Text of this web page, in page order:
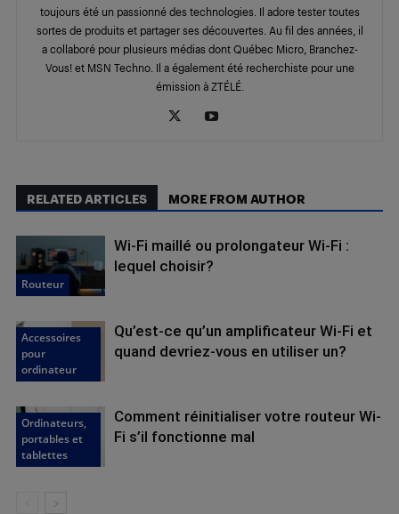
toujours été un passionné des technologies. Il adore tester toutes
sortes de produits et partager ses découvertes. Au fil des années, il
a collaboré pour plusieurs médias dont Québec Micro, Branchez-
Vous! et MSN Techno. Il a également été recherchiste pour une
émission à ZTÉLÉ.
RELATED ARTICLES MORE FROM AUTHOR
Routeur
Wi-Fi maillé ou prolongateur Wi-Fi :
lequel choisir?
Accessoires
pour
ordinateur
Qu’est-ce qu’un amplificateur Wi-Fi et
quand devriez-vous en utiliser un?
Ordinateurs,
portables et
tablettes
Comment réinitialiser votre routeur Wi-
Fi s’il fonctionne mal